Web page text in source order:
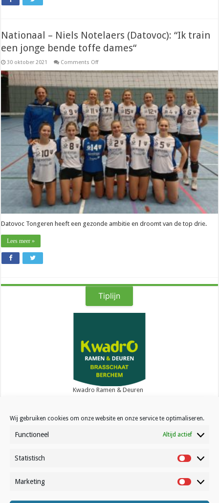
Wij gebruiken cookies om onze website en onze service te optimaliseren.
Functioneel Altijd actief
Statistisch Statistisch
Marketing
Nationaal – Niels Notelaers (Datovoc): “Ik train
een jonge bende toffe dames“
30 oktober 2021 Comments Offon
–
Niels
Notelaers
(Datovoc):
“Ik
train
een
jonge
bende
toffe
dames“
Datovoc Tongeren heeft een gezonde ambitie en droomt van de top drie.
Lees meer »
Tiplijn
Kwadro Ramen & Deuren
Contact